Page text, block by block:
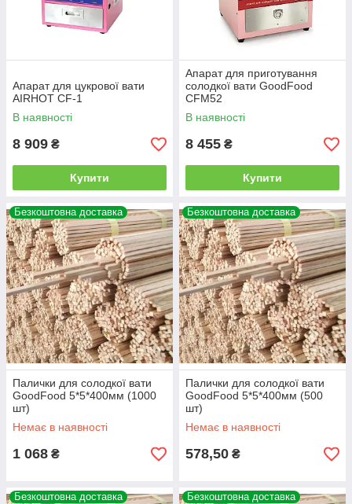
Апарат для цукрової вати
AIRHOT CF-1
В наявності
8 909 ₴
Купити
Апарат для приготування
солодкої вати GoodFood
CFM52
В наявності
8 455 ₴
Купити
Безкоштовна доставка
Палички для солодкої вати
GoodFood 5*5*400мм (1000
шт)
Немає в наявності
1 068 ₴
Безкоштовна доставка
Палички для солодкої вати
GoodFood 5*5*400мм (500
шт)
Немає в наявності
578,50 ₴
Безкоштовна доставка Безкоштовна доставка